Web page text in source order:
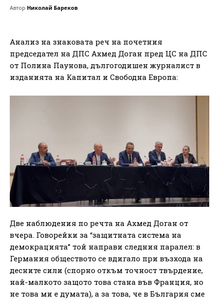
Автор Николай Бареков
Анализ на знаковата реч на почетния
председател на ДПС Ахмед Доган пред ЦС на ДПС
от Полина Паунова, дългогодишен журналист в
изданията на Капитал и Свободна Европа:
Две наблюдения по речта на Ахмед Доган от
вчера. Говорейки за “защитната система на
демокрацията” той направи следния паралел: в
Германия обществото се вдигало при възхода на
десните сили (спорно откъм точност твърдение,
най-малкото защото това стана във Франция, но
не това ми е думата), а за това, че в България сме